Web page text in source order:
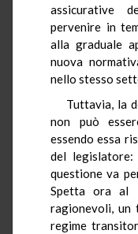
assicurative
pervenire in
alla graduale
nuova
nello stesso
Tuttavia, la
non può
essendo essa
del
questione va
Spetta ora al
ragionevoli, un
regime